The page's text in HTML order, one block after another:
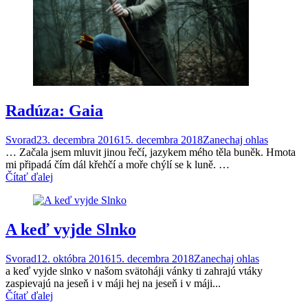
Radúza: Gaia
Svorad23. decembra 201615. decembra 2018Zanechaj ohlas
… Začala jsem mlu­vit jinou řečí, jazykem mého těla buněk. Hmo­ta
mi při­padá čím dál křehčí a moře chýlí se k luně. …
Čítať ďalej
A keď vyjde Slnko
Svorad12. októbra 201615. decembra 2018Zanechaj ohlas
a keď vyjde slnko v našom svätoháji vánky ti zahrajú vtáky
zaspievajú na jeseň i v máji hej na jeseň i v máji...
Čítať ďalej